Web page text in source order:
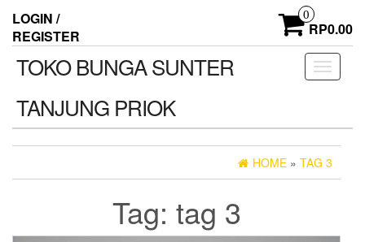
the
content
LOGIN /
REGISTER
0
RP0.00
Toggle
TOKO BUNGA SUNTER
TANJUNG PRIOK
HOME » TAG 3
Tag: tag 3